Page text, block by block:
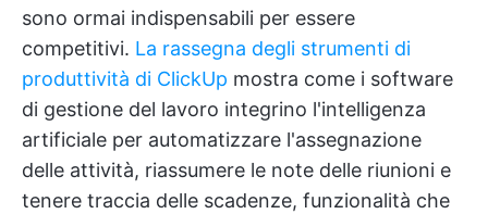
sono ormai indispensabili per essere
competitivi. La rassegna degli strumenti di
produttività di ClickUp mostra come i software
di gestione del lavoro integrino l'intelligenza
artificiale per automatizzare l'assegnazione
delle attività, riassumere le note delle riunioni e
tenere traccia delle scadenze, funzionalità che